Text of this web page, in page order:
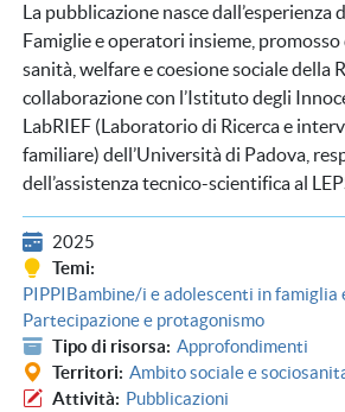
La pubblicazione nasce dall’esperienza
Famiglie e operatori insieme,
sanità, welfare e coesione sociale della
collaborazione con l’Istituto degli
LabRIEF (Laboratorio di Ricerca e
familiare) dell’Università di Padova,
dell’assistenza tecnico-scientifica al
2025
Temi
PIPPIBambine/i e adolescenti in famiglia
Partecipazione e protagonismo
Tipo di risorsa Approfondimenti
Territori Ambito sociale e
Attività
Pubblicazioni